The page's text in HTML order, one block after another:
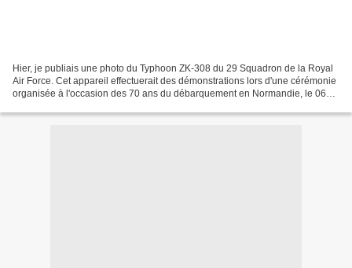
Hier, je publiais une photo du Typhoon ZK-308 du 29 Squadron de la Royal
Air Force. Cet appareil effectuerait des démonstrations lors d'une cérémonie
organisée à l'occasion des 70 ans du débarquement en Normandie, le 06